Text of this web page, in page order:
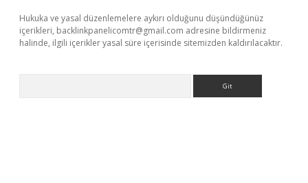
Hukuka ve yasal düzenlemelere aykırı olduğunu düşündüğünüz
içerikleri, backlinkpanelicomtr@gmail.com adresine bildirmeniz
halinde, ilgili içerikler yasal süre içerisinde sitemizden kaldırılacaktır.